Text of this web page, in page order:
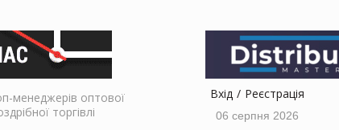
менеджерів оптової
торгівлі
Вхід Реєстрація
06 серпня 2026